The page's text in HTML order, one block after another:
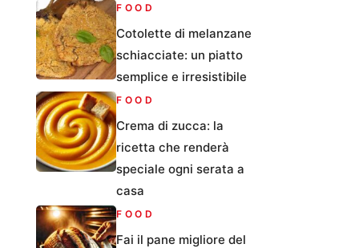
FOOD
Cotolette di melanzane
schiacciate: un piatto
semplice e irresistibile
FOOD
Crema di zucca: la
ricetta che renderà
speciale ogni serata a
casa
FOOD
Fai il pane migliore del